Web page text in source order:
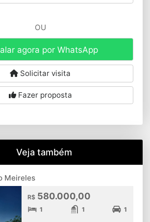
OU
agora por WhatsApp
Solicitar visita
Fazer proposta
Veja também
Meireles
R$ 580.000,00
1 1 1